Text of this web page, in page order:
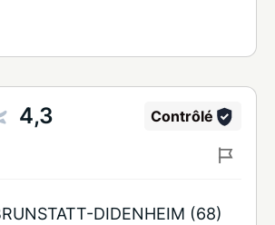
4,3 Contrôlé
DIDENHEIM (68)